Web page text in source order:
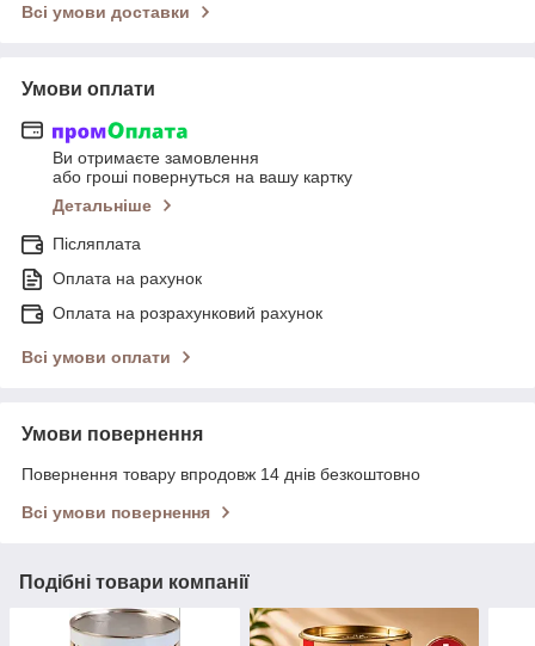
Всі умови доставки
Умови оплати
Ви отримаєте замовлення
або гроші повернуться на вашу картку
Детальніше
Післяплата
Оплата на рахунок
Оплата на розрахунковий рахунок
Всі умови оплати
Умови повернення
Повернення товару впродовж 14 днів безкоштовно
Всі умови повернення
Подібні товари компанії